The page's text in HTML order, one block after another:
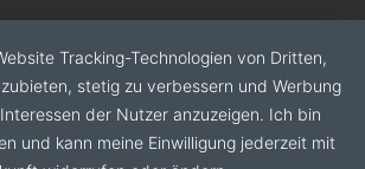
Tracking-Technologien von Dritten,
stetig zu verbessern und Werbung
der Nutzer anzuzeigen. Ich bin
und kann meine Einwilligung jederzeit mit